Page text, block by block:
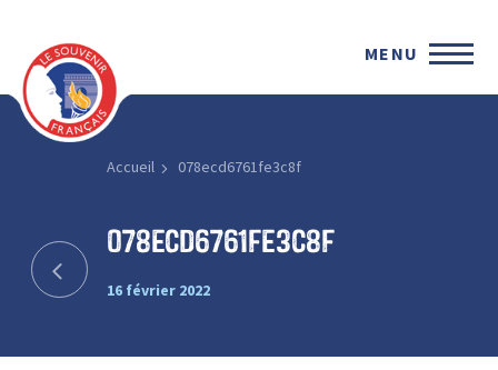
MENU
Accueil 078ecd6761fe3c8f
078ecd6761fe3c8f
16 février 2022